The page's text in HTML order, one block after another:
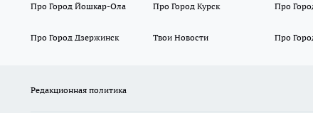
Про Город Йошкар-Ола
Про Город Курск Про
Про Город Дзержинск
Твои Новости Про
Редакционная политика